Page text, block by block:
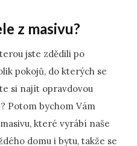
z masivu?
jste zdědili po
pokojů, do kterých se
si najít opravdovou
Potom bychom Vám
, které vyrábí naše
domu i bytu, takže se